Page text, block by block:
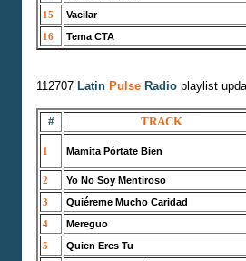
15
Vacilar
16
Tema CTA
112707 Latin Pulse Radio playlist
# TRACK
1 Mamita Pórtate Bien
2 Yo No Soy Mentiroso
3
Quiéreme Mucho Caridad
4
Mereguo
5
Quien Eres Tu